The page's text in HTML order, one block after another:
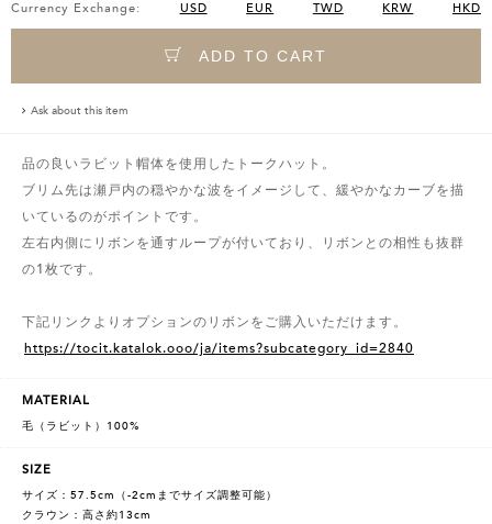
Currency Exchange: USD EUR TWD KRW HKD
ADD TO CART
Ask about this item
品の良いラビット帽体を使用したトークハット。
ブリム先は瀬戸内の穏やかな波をイメージして、緩やかなカーブを描
いているのがポイントです。
左右内側にリボンを通すループが付いており、リボンとの相性も抜群
の1枚です。
下記リンクよりオプションのリボンをご購入いただけます。
https://tocit.katalok.ooo/ja/items?subcategory_id=2840
MATERIAL
毛（ラビット）100%
SIZE
サイズ：57.5cm（-2cmまでサイズ調整可能）
クラウン：高さ約13cm